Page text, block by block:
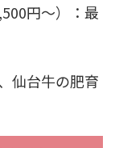
円〜）：最
仙台牛の肥育